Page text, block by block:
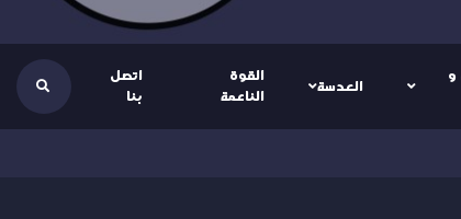
و
العدسة
القوة
الناعمة
اتصل
بنا